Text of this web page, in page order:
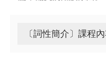
〔詞性簡介〕課程